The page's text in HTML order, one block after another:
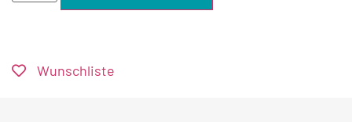
Wunschliste